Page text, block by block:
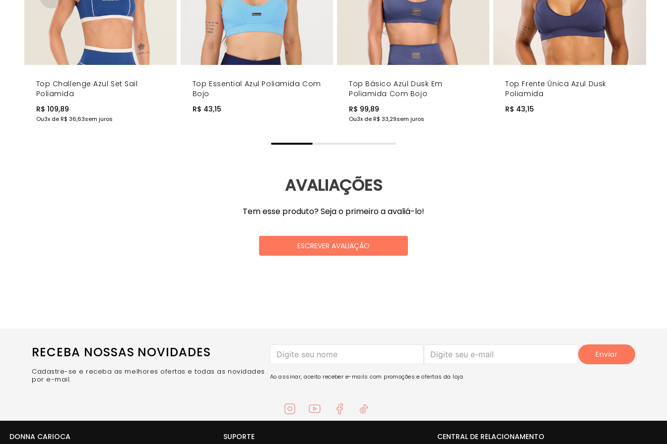
Top Challenge Azul Set Sail
Poliamida
R$ 109,89
Ou3x deR$ 36,63sem juros
Top Essential Azul Poliamida Com
Bojo
R$ 43,15
Top Básico Azul Dusk Em
Poliamida Com Bojo
R$ 99,89
Ou3x deR$ 33,29sem juros
Top Frente Única Azul Dusk
Poliamida
R$ 43,15
AVALIAÇÕES
Tem esse produto? Seja o primeiro a avaliá-lo!
ESCREVER AVALIAÇÃO
RECEBA NOSSAS NOVIDADES
Cadastre-se e receba as melhores ofertas e todas as novidades
por e-mail.
Enviar
Ao assinar, aceito receber e-mails com promoções e ofertas da loja.
DONNA CARIOCA SUPORTE CENTRAL DE RELACIONAMENTO